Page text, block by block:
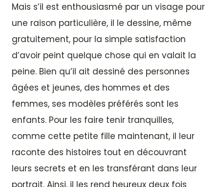
Mais s’il est enthousiasmé par un visage pour
une raison particulière, il le dessine, même
gratuitement, pour la simple satisfaction
d’avoir peint quelque chose qui en valait la
peine. Bien qu’il ait dessiné des personnes
âgées et jeunes, des hommes et des
femmes, ses modèles préférés sont les
enfants. Pour les faire tenir tranquilles,
comme cette petite fille maintenant, il leur
raconte des histoires tout en découvrant
leurs secrets et en les transférant dans leur
portrait. Ainsi, il les rend heureux deux fois